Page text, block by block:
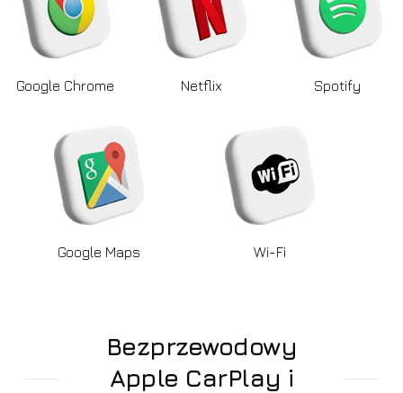
Google Chrome Netflix Spotify
Google Maps Wi-Fi
Bezprzewodowy
Apple CarPlay i